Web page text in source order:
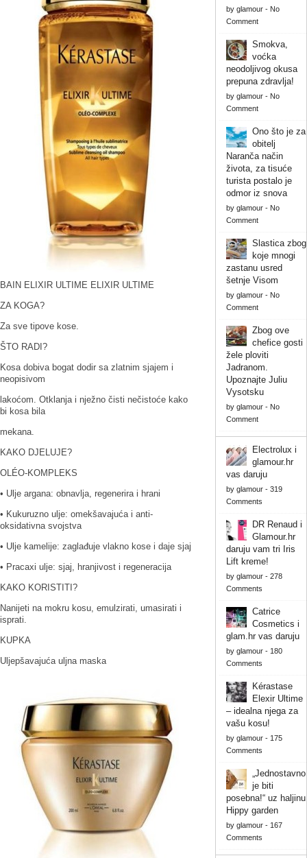
BAIN ELIXIR ULTIME ELIXIR ULTIME
ZA KOGA?
Za sve tipove kose.
ŠTO RADI?
Kosa dobiva bogat dodir sa zlatnim sjajem i
neopisivom
lakoćom. Otklanja i nježno čisti nečistoće kako
bi kosa bila
mekana.
KAKO DJELUJE?
OLÉO-KOMPLEKS
• Ulje argana: obnavlja, regenerira i hrani
• Kukuruzno ulje: omekšavajuća i anti-
oksidativna svojstva
• Ulje kamelije: zaglađuje vlakno kose i daje sjaj
• Pracaxi ulje: sjaj, hranjivost i regeneracija
KAKO KORISTITI?
Nanijeti na mokru kosu, emulzirati, umasirati i
isprati.
KUPKA
Uljepšavajuća uljna maska
by glamour- No
Comment
Smokva,
voćka
neodoljivog okusa
prepuna zdravlja!
by glamour- No
Comment
Ono što je za
obitelj
Naranča način
života, za tisuće
turista postalo je
odmor iz snova
by glamour- No
Comment
Slastica zbog
koje mnogi
zastanu usred
šetnje Visom
by glamour- No
Comment
Zbog ove
chefice gosti
žele ploviti
Jadranom.
Upoznajte Juliu
Vysotsku
by glamour- No
Comment
Electrolux i
glamour.hr
vas daruju
by glamour- 319
Comments
DR Renaud i
Glamour.hr
daruju vam tri Iris
Lift kreme!
by glamour- 278
Comments
Catrice
Cosmetics i
glam.hr vas daruju
by glamour- 180
Comments
Kérastase
Elexir Ultime
– idealna njega za
vašu kosu!
by glamour- 175
Comments
„Jednostavno
je biti
posebna!“ uz haljinu
Hippy garden
by glamour- 167
Comments